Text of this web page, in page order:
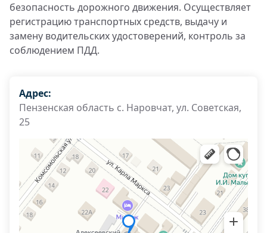
безопасность дорожного движения. Осуществляет
регистрацию транспортных средств, выдачу и
замену водительских удостоверений, контроль за
соблюдением ПДД.
Адрес:
Пензенская область с. Наровчат, ул. Советская,
25